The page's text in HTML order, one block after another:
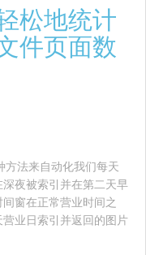
松地统计
件页面数
方法来自动化我们每天
夜被索引并在第二天早
窗在正常营业时间之
业日索引并返回的图片